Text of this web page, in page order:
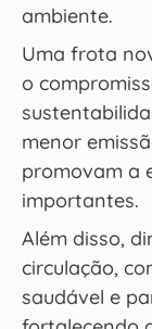
ambiente.
Uma frota
o
menor
promovam a
importantes.
Além disso,
circulação,
saudável e